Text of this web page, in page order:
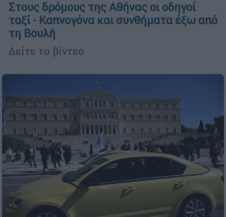
Στους δρόμους της Αθήνας οι οδηγοί
ταξί - Καπνογόνα και συνθήματα έξω από
τη Βουλή
Δείτε το βίντεο